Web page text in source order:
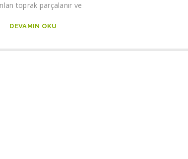
toprak parçalanır ve
DEVAMIN OKU